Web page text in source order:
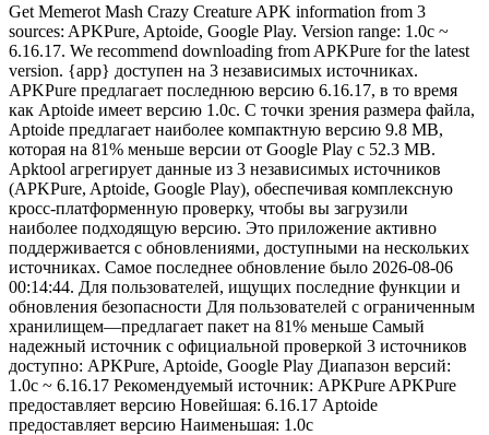
Get Memerot Mash Crazy Creature APK information from 3
sources: APKPure, Aptoide, Google Play. Version range: 1.0c ~
6.16.17. We recommend downloading from APKPure for the latest
version. {app} доступен на 3 независимых источниках.
APKPure предлагает последнюю версию 6.16.17, в то время
как Aptoide имеет версию 1.0c. С точки зрения размера файла,
Aptoide предлагает наиболее компактную версию 9.8 MB,
которая на 81% меньше версии от Google Play с 52.3 MB.
Apktool агрегирует данные из 3 независимых источников
(APKPure, Aptoide, Google Play), обеспечивая комплексную
кросс-платформенную проверку, чтобы вы загрузили
наиболее подходящую версию. Это приложение активно
поддерживается с обновлениями, доступными на нескольких
источниках. Самое последнее обновление было 2026-08-06
00:14:44. Для пользователей, ищущих последние функции и
обновления безопасности Для пользователей с ограниченным
хранилищем—предлагает пакет на 81% меньше Самый
надежный источник с официальной проверкой 3 источников
доступно: APKPure, Aptoide, Google Play Диапазон версий:
1.0c ~ 6.16.17 Рекомендуемый источник: APKPure APKPure
предоставляет версию Новейшая: 6.16.17 Aptoide
предоставляет версию Наименьшая: 1.0c